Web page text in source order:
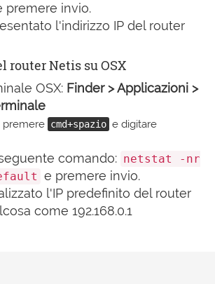
premere invio.
l'indirizzo IP del router
router Netis su OSX
OSX: Finder > Applicazioni >
premere cmd+spazio e digitare
comando: netstat -nr
e premere invio.
l'IP predefinito del router
come 192.168.0.1